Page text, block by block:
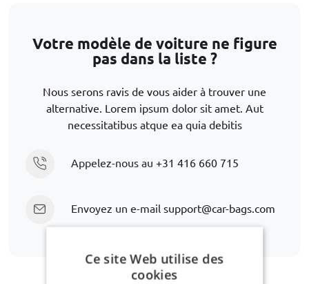
Votre modèle de voiture ne figure
pas dans la liste ?
Nous serons ravis de vous aider à trouver une
alternative. Lorem ipsum dolor sit amet. Aut
necessitatibus atque ea quia debitis
Appelez-nous au +31 416 660 715
Envoyez un e-mail support@car-bags.com
Ce site Web utilise des
cookies